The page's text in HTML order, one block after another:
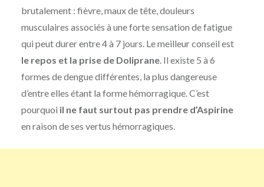
brutalement : fièvre, maux de tête, douleurs
musculaires associés à une forte sensation de fatigue
qui peut durer entre 4 à 7 jours. Le meilleur conseil est
le repos et la prise de Doliprane. Il existe 5 à 6
formes de dengue différentes, la plus dangereuse
d’entre elles étant la forme hémorragique. C’est
pourquoi il ne faut surtout pas prendre d’Aspirine
en raison de ses vertus hémorragiques.